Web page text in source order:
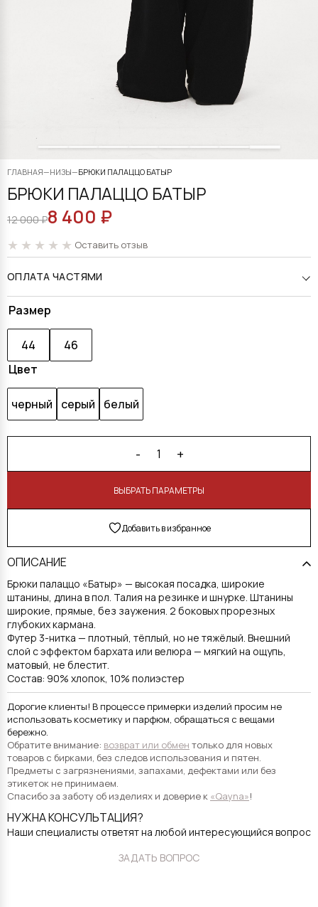
ГЛАВНАЯ—НИЗЫ—БРЮКИ ПАЛАЦЦО БАТЫР
БРЮКИ ПАЛАЦЦО БАТЫР
12 000₽
ПЕРВОНАЧАЛЬНАЯ
ЦЕНА
СОСТАВЛЯЛА
12
000 ₽.
8 400 ₽
ТЕКУЩАЯ
ЦЕНА:
8
400 ₽.
Оставить отзыв
ОПЛАТА ЧАСТЯМИ
Размер
44
46
Цвет
черный серый белый
- 1 +
В КОРЗИНУ
Добавить в избранное
Alternative:
ОПИСАНИЕ
Брюки палаццо «Батыр» — высокая посадка, широкие
штанины, длина в пол. Талия на резинке и шнурке. Штанины
широкие, прямые, без заужения. 2 боковых прорезных
глубоких кармана.
Футер 3-нитка — плотный, тёплый, но не тяжёлый. Внешний
слой с эффектом бархата или велюра — мягкий на ощупь,
матовый, не блестит.
Состав: 90% хлопок, 10% полиэстер
Дорогие клиенты! В процессе примерки изделий просим не
использовать косметику и парфюм, обращаться с вещами
бережно.
Обратите внимание: возврат или обмен только для новых
товаров с бирками, без следов использования и пятен.
Предметы с загрязнениями, запахами, дефектами или без
этикеток не принимаем.
Спасибо за заботу об изделиях и доверие к «Qayna»!
НУЖНА КОНСУЛЬТАЦИЯ?
Наши специалисты ответят на любой интересующийся вопрос
ЗАДАТЬ ВОПРОС